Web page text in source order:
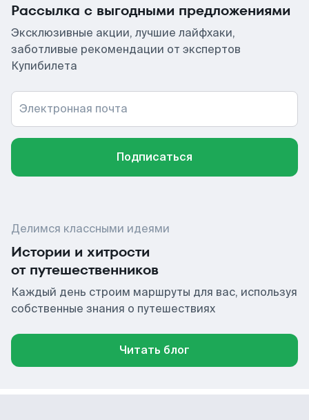
Рассылка с выгодными предложениями
Эксклюзивные акции, лучшие лайфхаки,
заботливые рекомендации от экспертов
Купибилета
Электронная почта
Подписаться
Делимся классными идеями
Истории и хитрости
от путешественников
Каждый день строим маршруты для вас, используя
собственные знания о путешествиях
Читать блог